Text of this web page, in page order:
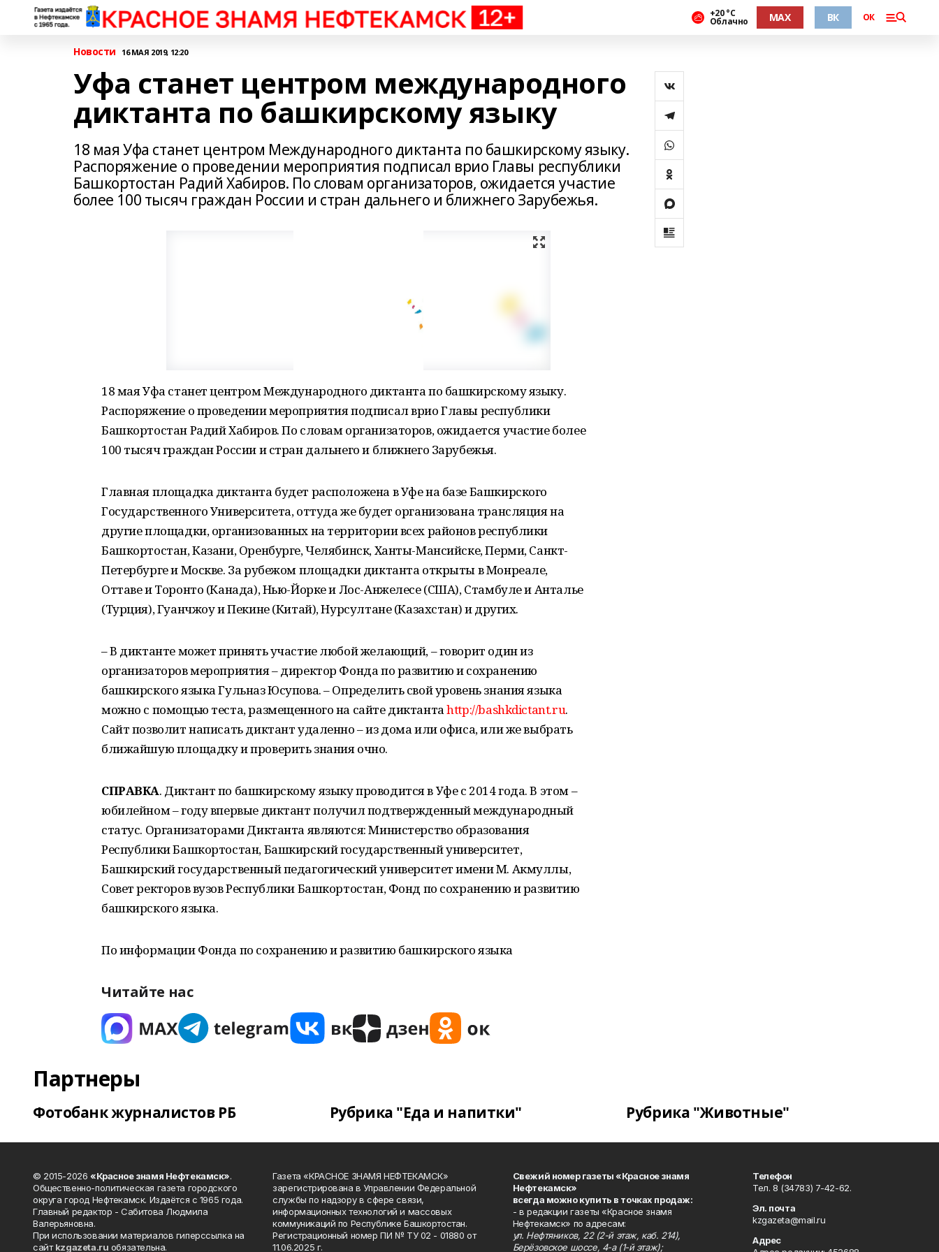
+20 °С
Облачно MAX ВК ОК
Новости 16 МАЯ 2019, 12:20
Уфа станет центром международного
диктанта по башкирскому языку
18 мая Уфа станет центром Международного диктанта по башкирскому языку.
Распоряжение о проведении мероприятия подписал врио Главы республики
Башкортостан Радий Хабиров. По словам организаторов, ожидается участие
более 100 тысяч граждан России и стран дальнего и ближнего Зарубежья.
18 мая Уфа станет центром Международного диктанта по башкирскому языку.
Распоряжение о проведении мероприятия подписал врио Главы республики
Башкортостан Радий Хабиров. По словам организаторов, ожидается участие более
100 тысяч граждан России и стран дальнего и ближнего Зарубежья.
Главная площадка диктанта будет расположена в Уфе на базе Башкирского
Государственного Университета, оттуда же будет организована трансляция на
другие площадки, организованных на территории всех районов республики
Башкортостан, Казани, Оренбурге, Челябинск, Ханты-Мансийске, Перми, Санкт-
Петербурге и Москве. За рубежом площадки диктанта открыты в Монреале,
Оттаве и Торонто (Канада), Нью-Йорке и Лос-Анжелесе (США), Стамбуле и Анталье
(Турция), Гуанчжоу и Пекине (Китай), Нурсултане (Казахстан) и других.
– В диктанте может принять участие любой желающий, – говорит один из
организаторов мероприятия – директор Фонда по развитию и сохранению
башкирского языка Гульназ Юсупова. – Определить свой уровень знания языка
можно с помощью теста, размещенного на сайте диктантаhttp://bashkdictant.ru.
Сайт позволит написать диктант удаленно – из дома или офиса, или же выбрать
ближайшую площадку и проверить знания очно.
СПРАВКА. Диктант по башкирскому языку проводится в Уфе с 2014 года. В этом –
юбилейном – году впервые диктант получил подтвержденный международный
статус. Организаторами Диктанта являются: Министерство образования
Республики Башкортостан, Башкирский государственный университет,
Башкирский государственный педагогический университет имени М. Акмуллы,
Совет ректоров вузов Республики Башкортостан, Фонд по сохранению и развитию
башкирского языка.
По информации Фонда по сохранению и развитию башкирского языка
Читайте нас
Партнеры
Фотобанк журналистов РБ Рубрика "Еда и напитки" Рубрика "Животные"
© 2015-2026 «Красное знамя Нефтекамск».
Общественно-политическая газета городского
округа город Нефтекамск. Издаётся с 1965 года.
Главный редактор - Сабитова Людмила
Валерьяновна.
При использовании материалов гиперссылка на
сайтkzgazeta.ru обязательна.
Газета «КРАСНОЕ ЗНАМЯ НЕФТЕКАМСК»
зарегистрирована в Управлении Федеральной
службы по надзору в сфере связи,
информационных технологий и массовых
коммуникаций по Республике Башкортостан.
Регистрационный номер ПИ № ТУ 02 - 01880 от
11.06.2025 г.
Свежий номер газеты «Красное знамя
Нефтекамск»
всегда можно купить в точках продаж:
- в редакции газеты «Красное знамя
Нефтекамск» по адресам:
ул. Нефтяников, 22 (2-й этаж, каб. 214),
Берёзовское шоссе, 4-а (1-й этаж);
Телефон
Тел. 8 (34783) 7-42-62.
Эл. почта
kzgazeta@mail.ru
Адрес